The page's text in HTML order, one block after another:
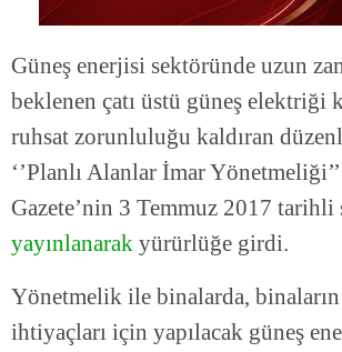
Güneş enerjisi sektöründe uzun
beklenen çatı üstü güneş elektriği
ruhsat zorunluluğu kaldıran
‘’Planlı Alanlar İmar
Gazete’nin 3 Temmuz 2017 tarihli
yayınlanarak yürürlüğe girdi.
Yönetmelik ile binalarda,
ihtiyaçları için yapılacak güneş